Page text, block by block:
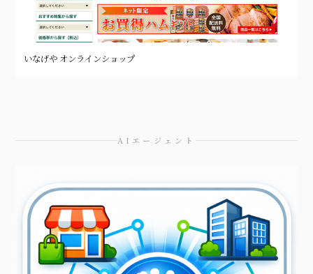
いなげや オンラインショップ
AIエージェント